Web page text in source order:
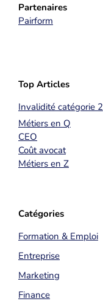
Partenaires
Pairform
Top Articles
Invalidité catégorie 2
Métiers en Q
CEO
Coût avocat
Métiers en Z
Catégories
Formation & Emploi
Entreprise
Marketing
Finance